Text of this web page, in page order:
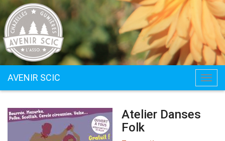
AVENIR SCIC
Atelier Danses
Folk